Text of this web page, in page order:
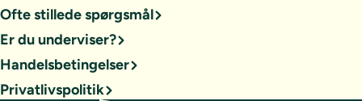
Ofte stillede spørgsmål
Er du underviser?
Handelsbetingelser
Privatlivspolitik